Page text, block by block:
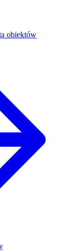
obiektów